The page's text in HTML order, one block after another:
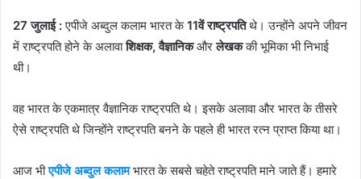
27 जुलाई :एपीजे अब्दुल कलाम भारत के11वें राष्ट्रपतिथे। उन्होंने अपने जीवन
में राष्ट्रपति होने के अलावाशिक्षक, वैज्ञानिकऔरलेखककी भूमिका भी निभाई
थी।
वह भारत के एकमात्र वैज्ञानिक राष्ट्रपति थे। इसके अलावा और भारत के तीसरे
ऐसे राष्ट्रपति थे जिन्होंने राष्ट्रपति बनने के पहले ही भारत रत्न प्राप्त किया था।
आज भीएपीजे अब्दुल कलाम भारत के सबसे चहेते राष्ट्रपति माने जाते हैं। हमारे